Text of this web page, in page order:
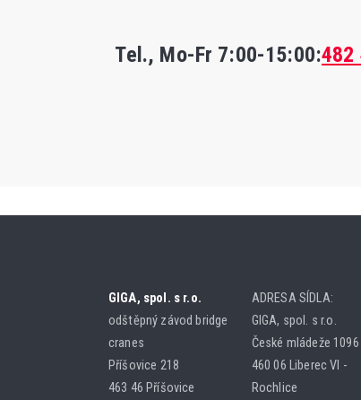
Tel., Mo-Fr 7:00-15:00:482
GIGA, spol. s r.o.
odštěpný závod bridge
cranes
Příšovice 218
463 46 Příšovice
ADRESA SÍDLA:
GIGA, spol. s r.o.
České mládeže 1096
460 06 Liberec VI -
Rochlice